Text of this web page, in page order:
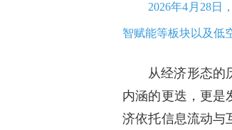
2026年4月28日
智赋能等板块以及低
从经济形态的
内涵的更迭，更
济依托信息流动与